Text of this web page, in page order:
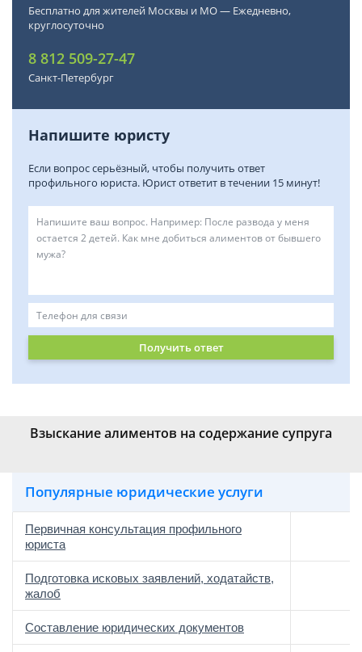
Бесплатно для жителей Москвы и МО — Ежедневно,
круглосуточно
8 812 509-27-47
Санкт-Петербург
Напишите юристу
Если вопрос серьёзный, чтобы получить ответ
профильного юриста. Юрист ответит в течении 15 минут!
Получить ответ
Взыскание алиментов на содержание супруга
Популярные юридические услуги
Первичная консультация профильного
юриста
Подготовка исковых заявлений, ходатайств,
жалоб
Составление юридических документов